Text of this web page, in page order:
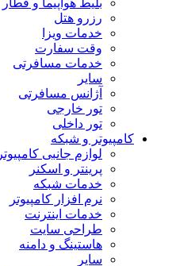
بلیط هواپیما و قطار
رزرو هتل
خدمات ویزا
وقت سفارت
خدمات مسافرتی
سایر
آژانس مسافرتی
تور خارجی
تور داخلی
کامپیوتر و شبکه
لوازم جانبی کامپیوتر
پرینتر و اسکنر
خدمات شبکه
نرم افزار کامپیوتر
خدمات اینترنت
طراحی سایت
هاستینگ و دامنه
سایر